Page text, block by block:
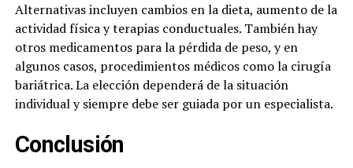
Alternativas incluyen cambios en la dieta, aumento de la
actividad física y terapias conductuales. También hay
otros medicamentos para la pérdida de peso, y en
algunos casos, procedimientos médicos como la cirugía
bariátrica. La elección dependerá de la situación
individual y siempre debe ser guiada por un especialista.
Conclusión